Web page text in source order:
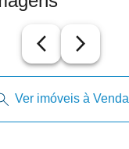
arrow_back_ios_new arrow_forward_ios
Ver imóveis à Venda